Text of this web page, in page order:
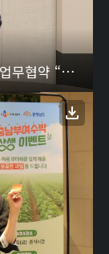
[CJ프레시웨이] 농업기술 기업 대동과 업무협약 “미래 농업 솔루션 개발 협력”